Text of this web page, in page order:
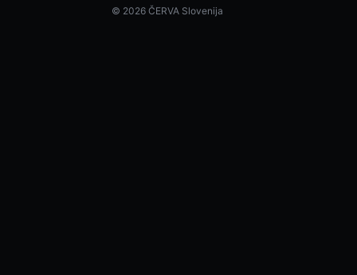
© 2026 ČERVA Slovenija